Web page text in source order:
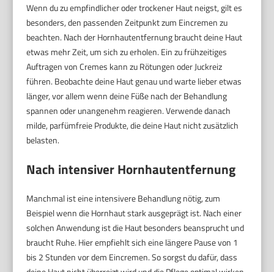
Wenn du zu empfindlicher oder trockener Haut neigst, gilt es
besonders, den passenden Zeitpunkt zum Eincremen zu
beachten. Nach der Hornhautentfernung braucht deine Haut
etwas mehr Zeit, um sich zu erholen. Ein zu frühzeitiges
Auftragen von Cremes kann zu Rötungen oder Juckreiz
führen. Beobachte deine Haut genau und warte lieber etwas
länger, vor allem wenn deine Füße nach der Behandlung
spannen oder unangenehm reagieren. Verwende danach
milde, parfümfreie Produkte, die deine Haut nicht zusätzlich
belasten.
Nach intensiver Hornhautentfernung
Manchmal ist eine intensivere Behandlung nötig, zum
Beispiel wenn die Hornhaut stark ausgeprägt ist. Nach einer
solchen Anwendung ist die Haut besonders beansprucht und
braucht Ruhe. Hier empfiehlt sich eine längere Pause von 1
bis 2 Stunden vor dem Eincremen. So sorgst du dafür, dass